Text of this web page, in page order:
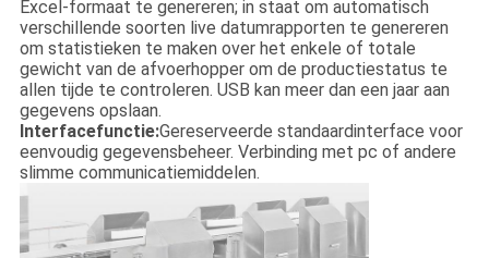
Excel-formaat te genereren; in staat om automatisch
verschillende soorten live datumrapporten te genereren
om statistieken te maken over het enkele of totale
gewicht van de afvoerhopper om de productiestatus te
allen tijde te controleren. USB kan meer dan een jaar aan
gegevens opslaan.
Interfacefunctie:Gereserveerde standaardinterface voor
eenvoudig gegevensbeheer. Verbinding met pc of andere
slimme communicatiemiddelen.